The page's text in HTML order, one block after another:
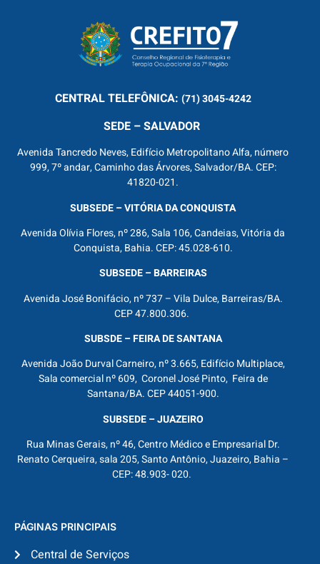
CENTRALTELEFÔNICA: (71) 3045-4242
SEDE – SALVADOR
Avenida Tancredo Neves, Edifício Metropolitano Alfa, número
999, 7º andar, Caminho das Árvores, Salvador/BA. CEP:
41820-021.
SUBSEDE – VITÓRIA DA CONQUISTA
Avenida Olívia Flores, nº 286, Sala 106, Candeias, Vitória da
Conquista, Bahia. CEP: 45.028-610.
SUBSEDE – BARREIRAS
Avenida José Bonifácio, nº 737 – Vila Dulce, Barreiras/BA.
CEP 47.800.306.
SUBSDE – FEIRA DE SANTANA
Avenida João Durval Carneiro, nº 3.665, Edifício Multiplace,
Sala comercial nº 609, Coronel José Pinto, Feira de
Santana/BA. CEP 44051-900.
SUBSEDE – JUAZEIRO
Rua Minas Gerais, nº 46, Centro Médico e Empresarial Dr.
Renato Cerqueira, sala 205, Santo Antônio, Juazeiro, Bahia –
CEP: 48.903- 020.
PÁGINAS PRINCIPAIS
Central de Serviços